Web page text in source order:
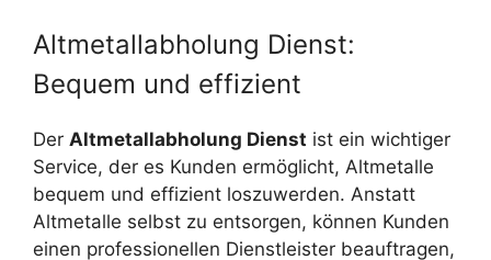
Altmetallabholung Dienst:
Bequem und effizient
Der Altmetallabholung Dienst ist ein wichtiger
Service, der es Kunden ermöglicht, Altmetalle
bequem und effizient loszuwerden. Anstatt
Altmetalle selbst zu entsorgen, können Kunden
einen professionellen Dienstleister beauftragen,